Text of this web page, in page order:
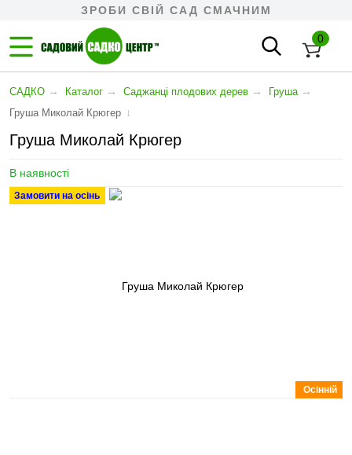
ЗРОБИ СВІЙ САД СМАЧНИМ
0
САДКО → Каталог → Cаджанці плодових дерев → Груша →
Груша Миколай Крюгер ↓
Груша Миколай Крюгер
В наявності
Замовити на осінь
Осінній